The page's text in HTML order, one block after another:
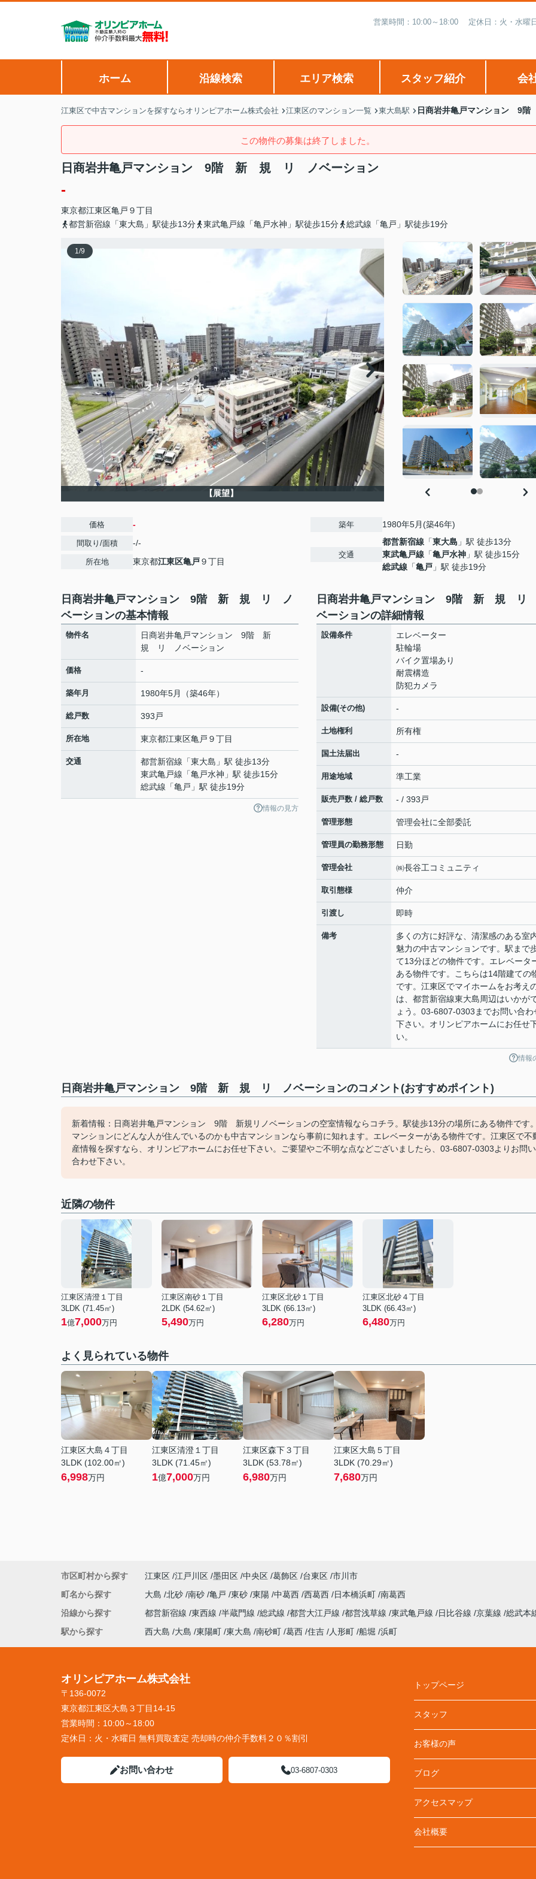
営業時間：10:00～18:00 定休日：火・水曜
ホーム 沿線検索 エリア検索 スタッフ紹介 会
江東区で中古マンションを探すならオリンピアホーム株式会社 江東区のマンション一覧 東大島駅 日商岩井亀戸マンション
この物件の募集は終了しました。
日商岩井亀戸マンション 9階 新 規 リ ノベーション
-
東京都江東区亀戸 ９丁目
都営新宿線「東大島」駅徒歩13分
東武亀戸線「亀戸水神」駅徒歩15分 総武線「亀戸」駅徒歩19分
1/9
【展望】
価格 -
間取り/面積 -/-
所在地 東京都江東区亀戸９丁目
築年 1980年5月(築46年)
交通
都営新宿線 「東大島 」駅 徒歩13分
東武亀戸線 「亀戸水神 」駅 徒歩15分
総武線 「亀戸 」駅 徒歩19分
日商岩井亀戸マンション 9階 新 規 リ ノ
ベーションの基本情報
物件名
日商岩井亀戸マンション 9階 新
規 リ ノベーション
価格 -
築年月 1980年5月（築46年）
総戸数 393戸
所在地 東京都江東区亀戸 ９丁目
交通 都営新宿線 「東大島 」駅 徒歩13分
東武亀戸線 「亀戸水神 」駅 徒歩15分
総武線 「亀戸 」駅 徒歩19分
情報の見方
日商岩井亀戸マンション 9階 新 規 リ
ベーションの詳細情報
設備条件
エレベーター
駐輪場
バイク置場あり
耐震構造
防犯カメラ
設備(その他) -
土地権利 所有権
国土法届出 -
用途地域 準工業
販売戸数 / 総戸数 - / 393戸
管理形態 管理会社に全部委託
管理員の勤務形態 日勤
管理会社 ㈱長谷工コミュニティ
取引態様 仲介
引渡し 即時
備考
多くの方に好評な、清潔感のある室
魅力の中古マンションです。駅まで
て13分ほどの物件です。エレベータ
ある物件です。こちらは14階建ての
です。江東区でマイホームをお考え
は、都営新宿線東大島周辺はいかが
ょう。03-6807-0303までお問い合わ
下さい。オリンピアホームにお任せ
い。
情報
日商岩井亀戸マンション 9階 新 規 リ ノベーションのコメント(おすすめポイント)
新着情報：日商岩井亀戸マンション 9階 新規リノベーションの空室情報ならコチラ。駅徒歩13分の場所にある物件です
マンションにどんな人が住んでいるのかも中古マンションなら事前に知れます。エレベーターがある物件です。江東区で不
産情報を探すなら、オリンピアホームにお任せ下さい。ご要望やご不明な点などございましたら、03-6807-0303よりお問い
合わせ下さい。
近隣の物件
江東区清澄１丁目
3LDK (71.45㎡)
1億7,000万円
江東区南砂１丁目
2LDK (54.62㎡)
5,490万円
江東区北砂１丁目
3LDK (66.13㎡)
6,280万円
江東区北砂４丁目
3LDK (66.43㎡)
6,480万円
よく見られている物件
江東区大島４丁目
3LDK (102.00㎡)
6,998万円
江東区清澄１丁目
3LDK (71.45㎡)
1億7,000万円
江東区森下３丁目
3LDK (53.78㎡)
6,980万円
江東区大島５丁目
3LDK (70.29㎡)
7,680万円
市区町村から探す 江東区 江戸川区 墨田区 中央区 葛飾区 台東区 市川市
町名から探す
大島 北砂 南砂 亀戸 東砂 東陽 中葛西 西葛西 日本橋浜町 南葛西
沿線から探す
都営新宿線 東西線 半蔵門線 総武線 都営大江戸線 都営浅草線 東武亀戸線 日比谷線 京葉線 総武本
駅から探す
西大島 大島 東陽町 東大島 南砂町 葛西 住吉 人形町 船堀 浜町
オリンピアホーム株式会社
〒136-0072
東京都江東区大島３丁目14-15
営業時間： 10:00～18:00
定休日： 火・水曜日 無料買取査定 売却時の仲介手数料２０％割引
お問い合わせ 03-6807-0303
トップページ
スタッフ
お客様の声
ブログ
アクセスマップ
会社概要